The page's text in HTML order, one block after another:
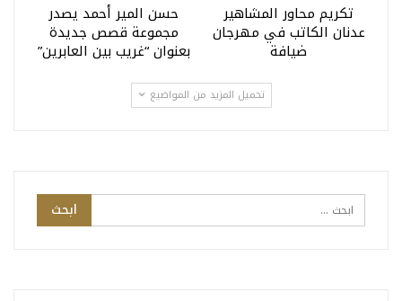
تكريم محاور المشاهير
عدنان الكاتب في مهرجان
ضيافة
حسن المير أحمد يصدر
مجموعة قصص جديدة
بعنوان “غريب بين العابرين”
تحميل المزيد من المواضيع